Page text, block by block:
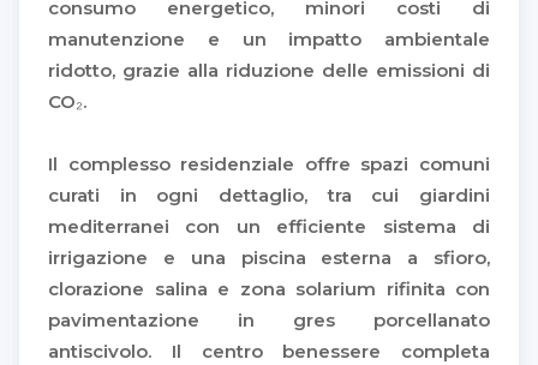
consumo energetico, minori costi di
manutenzione e un impatto ambientale
ridotto, grazie alla riduzione delle emissioni di
CO₂.
Il complesso residenziale offre spazi comuni
curati in ogni dettaglio, tra cui giardini
mediterranei con un efficiente sistema di
irrigazione e una piscina esterna a sfioro,
clorazione salina e zona solarium rifinita con
pavimentazione in gres porcellanato
antiscivolo. Il centro benessere completa